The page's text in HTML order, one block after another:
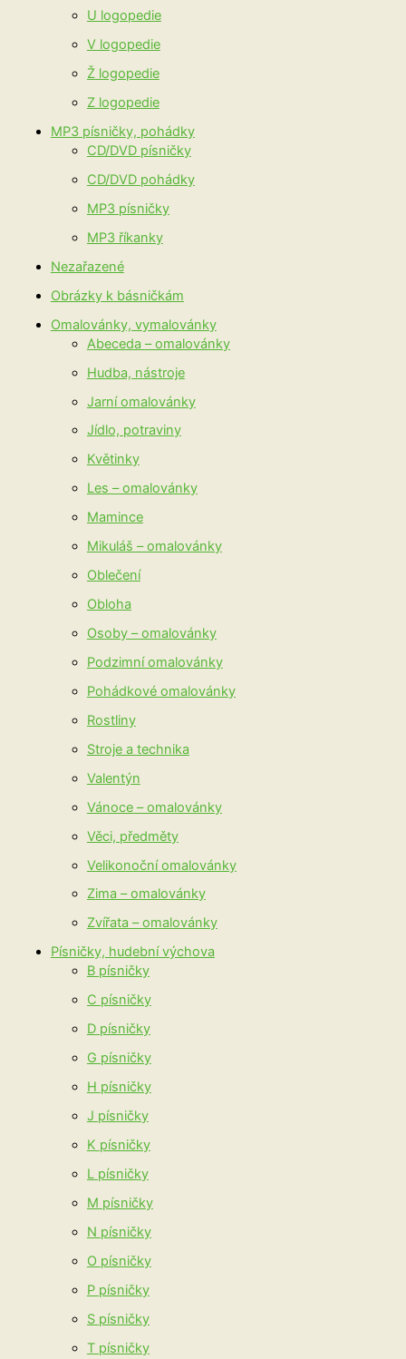
U logopedie
V logopedie
Ž logopedie
Z logopedie
MP3 písničky, pohádky
CD/DVD písničky
CD/DVD pohádky
MP3 písničky
MP3 říkanky
Nezařazené
Obrázky k básničkám
Omalovánky, vymalovánky
Abeceda – omalovánky
Hudba, nástroje
Jarní omalovánky
Jídlo, potraviny
Květinky
Les – omalovánky
Mamince
Mikuláš – omalovánky
Oblečení
Obloha
Osoby – omalovánky
Podzimní omalovánky
Pohádkové omalovánky
Rostliny
Stroje a technika
Valentýn
Vánoce – omalovánky
Věci, předměty
Velikonoční omalovánky
Zima – omalovánky
Zvířata – omalovánky
Písničky, hudební výchova
B písničky
C písničky
D písničky
G písničky
H písničky
J písničky
K písničky
L písničky
M písničky
N písničky
O písničky
P písničky
S písničky
T písničky